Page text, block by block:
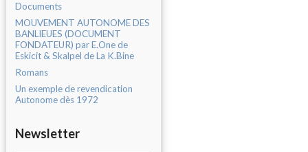
Documents
MOUVEMENT AUTONOME DES
BANLIEUES (DOCUMENT
FONDATEUR) par E.One de
Eskicit & Skalpel de La K.Bine
Romans
Un exemple de revendication
Autonome dès 1972
Newsletter